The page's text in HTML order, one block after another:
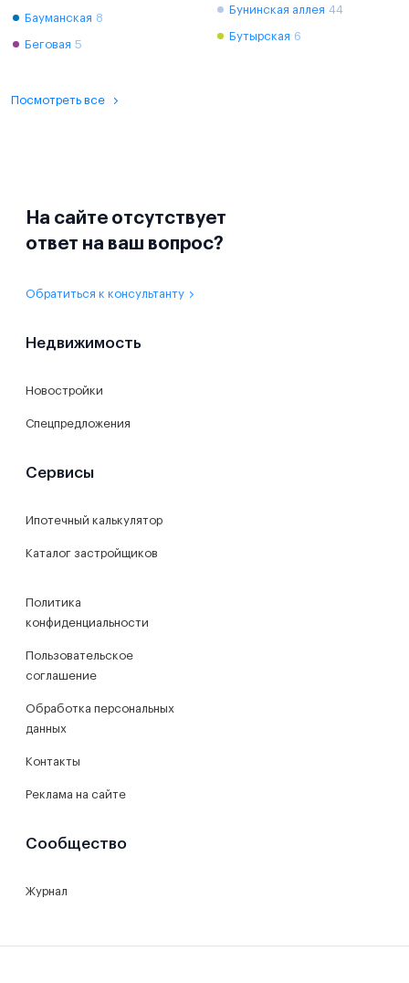
Бауманская 8
Беговая 5
Бунинская аллея 44
Бутырская 6
Посмотреть все
На сайте отсутствует
ответ на ваш вопрос?
Обратиться к консультанту
Недвижимость
Новостройки
Спецпредложения
Сервисы
Ипотечный калькулятор
Каталог застройщиков
Политика
конфиденциальности
Пользовательское
соглашение
Обработка персональных
данных
Контакты
Реклама на сайте
Сообщество
Журнал